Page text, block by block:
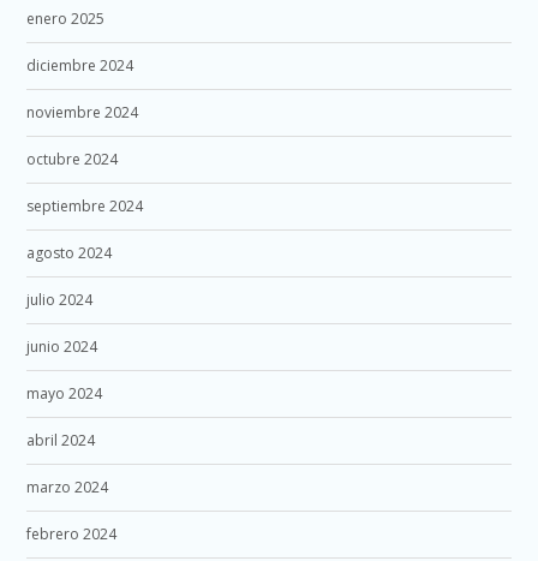
enero 2025
diciembre 2024
noviembre 2024
octubre 2024
septiembre 2024
agosto 2024
julio 2024
junio 2024
mayo 2024
abril 2024
marzo 2024
febrero 2024